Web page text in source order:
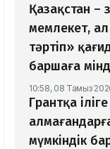
Қазақстан –
мемлекет,
тәртіп»
баршаға
10:58, 08 Тамыз
Грантқа іліге
мүмкіндік